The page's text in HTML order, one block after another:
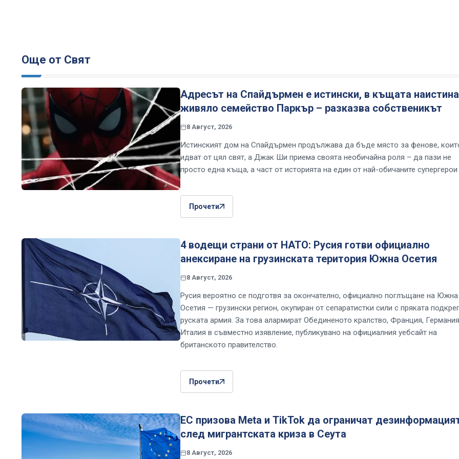
Още от Свят
Адресът на Спайдърмен е истински, в къщата
живяло семейство Паркър – разказва собственикът
8 Август, 2026
Истинският дом на Спайдърмен продължава да бъде място за фенове,
идват от цял свят, а Джак Ши приема своята необичайна роля – да пази не
просто една къща, а част от историята на един от най-обичаните супергерои
Прочети
4 водещи страни от НАТО: Русия готви официално
анексиране на грузинската територия Южна Осетия
8 Август, 2026
Русия вероятно се подготвя за окончателно, официално поглъщане на Южна
Осетия — грузински регион, окупиран от сепаратистки сили с пряката
руската армия. За това алармират Обединеното кралство, Франция,
Италия в съвместно изявление, публикувано на официалния уебсайт на
британското правителство.
Прочети
ЕС призова Meta и TikTok да ограничат
след мигрантската криза в Сеута
8 Август, 2026